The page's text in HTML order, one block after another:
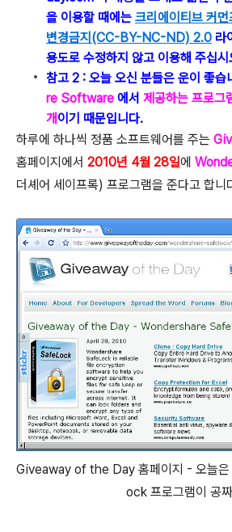
을 이용할 때에는 크리에이티브 커
변경금지(CC-BY-NC-ND) 2.0 라
용도로 수정하지 않고 이용해 주십시
참고 2 : 오늘 오신 분들은 운이 좋습
re Software 에서 제공하는 프로그
개이기 때문입니다.
하루에 하나씩 정품 소프트웨어를 주는
홈페이지에서 2010년 4월 28일에
더셰어 세이프록) 프로그램을 준다고 합니
Giveaway of the Day 홈페이지 - 오늘
ock 프로그램이 공